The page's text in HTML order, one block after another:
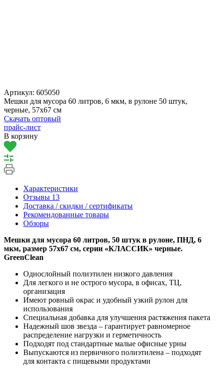
Артикул: 605050
Мешки для мусора 60 литров, 6 мкм, в рулоне 50 штук,
черные, 57х67 см
Скачать оптовый
прайс-лист
В корзину
Характеристики
Отзывы 13
Доставка / скидки / сертификаты
Рекомендованные товары
Обзоры
Мешки для мусора 60 литров, 50 штук в рулоне, ПНД, 6
мкм, размер 57х67 см, серии «КЛАССИК» черные.
GreenClean
Однослойный полиэтилен низкого давления
Для легкого и не острого мусора, в офисах, ТЦ,
организация
Имеют ровный окрас и удобный узкий рулон для
использования
Специальная добавка для улучшения растяжения пакета
Надежный шов звезда – гарантирует равномерное
распределение нагрузки и герметичность
Подходят под стандартные малые офисные урны
Выпускаются из первичного полиэтилена – подходят
для контакта с пищевыми продуктами